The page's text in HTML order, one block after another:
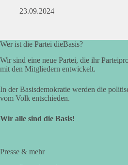
23.09.2024
Wer ist die Partei dieBasis?
Wir sind eine neue Partei, die ihr
mit den Mitgliedern entwickelt.
In der Basisdemokratie werden die
vom Volk entschieden.
Wir alle sind die Basis!
Presse & mehr